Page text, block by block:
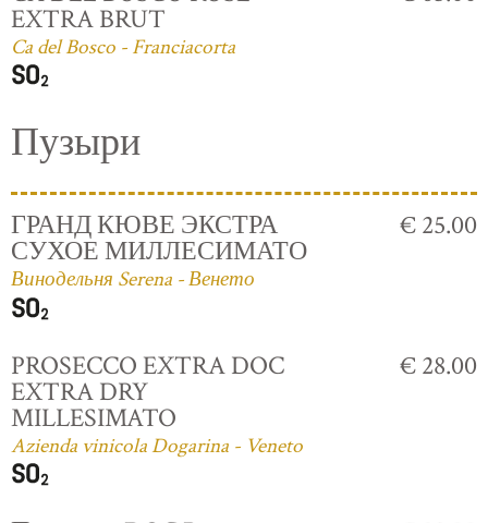
EXTRA BRUT
Ca del Bosco - Franciacorta
Пузыри
ГРАНД КЮВЕ ЭКСТРА
СУХОЕ МИЛЛЕСИМАТО
Винодельня Serena - Венето
€ 25.00
PROSECCO EXTRA DOC
EXTRA DRY
MILLESIMATO
Azienda vinicola Dogarina - Veneto
€ 28.00